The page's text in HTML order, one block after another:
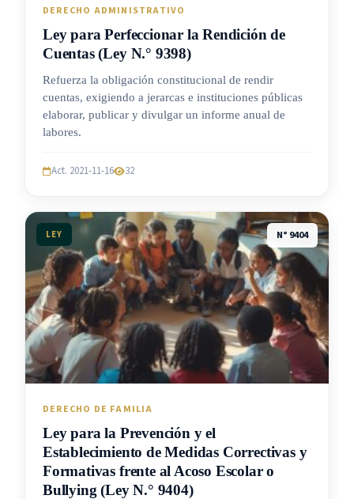
DERECHO ADMINISTRATIVO
Ley para Perfeccionar la Rendición de
Cuentas (Ley N.° 9398)
Refuerza la obligación constitucional de rendir
cuentas, exigiendo a jerarcas e instituciones públicas
elaborar, publicar y divulgar un informe anual de
labores.
Act. 2021-11-16 32
LEY N° 9404
DERECHO DE FAMILIA
Ley para la Prevención y el
Establecimiento de Medidas Correctivas y
Formativas frente al Acoso Escolar o
Bullying (Ley N.° 9404)